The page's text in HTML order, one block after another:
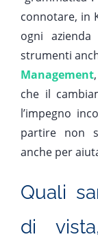
connotare, in
ogni
strumenti
Management
che il
l’impegno
partire non
anche per
Quali
di